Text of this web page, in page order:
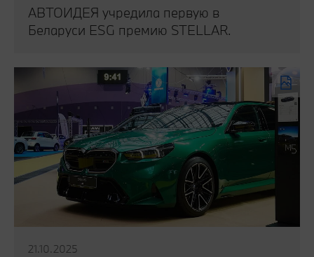
АВТОИДЕЯ учредила первую в
Беларуси ESG премию STELLAR.
21.10.2025